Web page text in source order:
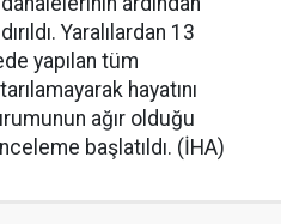
Yaralılardan 13
yapılan tüm
hayatını
ağır olduğu
başlatıldı. (İHA)